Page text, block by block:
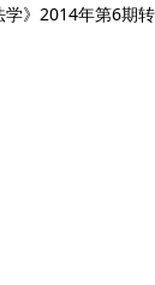
》2014年第6期